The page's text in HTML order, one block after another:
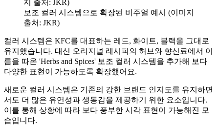
보조 컬러 시스템으로 확장된 비주얼 예시 (이미지
출처: JKR)
컬러 시스템은 KFC를 대표하는 레드, 화이트, 블랙을 그대로
유지했습니다. 대신 오리지널 레시피의 허브와 향신료에서 이
름을 따온 'Herbs and Spices' 보조 컬러 시스템을 추가해 보다
다양한 표현이 가능하도록 확장했어요.
새로운 컬러 시스템은 기존의 강한 브랜드 인지도를 유지하면
서도 더 많은 유연성과 생동감을 제공하기 위한 요소입니다.
이를 통해 상황에 따라 보다 풍부한 시각 표현이 가능해진 모
습입니다.